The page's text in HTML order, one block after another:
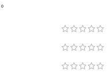
0 نقد و بررسی